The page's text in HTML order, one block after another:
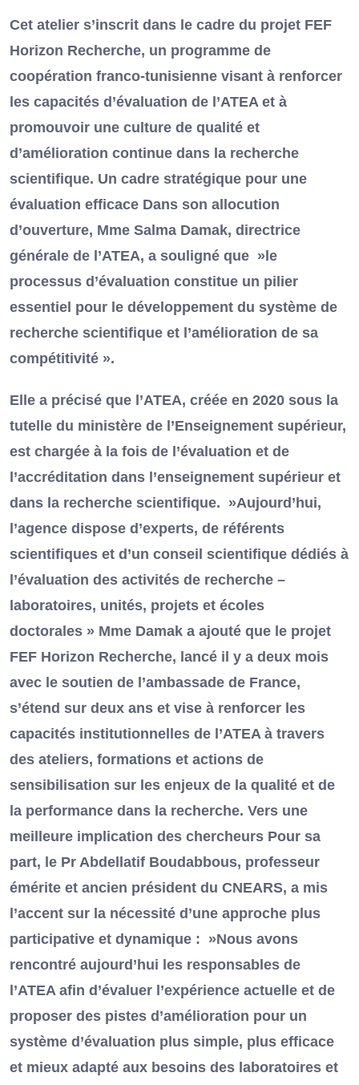
Cet atelier s’inscrit dans le cadre du projet FEF
Horizon Recherche, un programme de
coopération franco-tunisienne visant à renforcer
les capacités d’évaluation de l’ATEA et à
promouvoir une culture de qualité et
d’amélioration continue dans la recherche
scientifique. Un cadre stratégique pour une
évaluation efficace Dans son allocution
d’ouverture, Mme Salma Damak, directrice
générale de l’ATEA, a souligné que »le
processus d’évaluation constitue un pilier
essentiel pour le développement du système de
recherche scientifique et l’amélioration de sa
compétitivité ».
Elle a précisé que l’ATEA, créée en 2020 sous la
tutelle du ministère de l’Enseignement supérieur,
est chargée à la fois de l’évaluation et de
l’accréditation dans l’enseignement supérieur et
dans la recherche scientifique. »Aujourd’hui,
l’agence dispose d’experts, de référents
scientifiques et d’un conseil scientifique dédiés à
l’évaluation des activités de recherche –
laboratoires, unités, projets et écoles
doctorales » Mme Damak a ajouté que le projet
FEF Horizon Recherche, lancé il y a deux mois
avec le soutien de l’ambassade de France,
s’étend sur deux ans et vise à renforcer les
capacités institutionnelles de l’ATEA à travers
des ateliers, formations et actions de
sensibilisation sur les enjeux de la qualité et de
la performance dans la recherche. Vers une
meilleure implication des chercheurs Pour sa
part, le Pr Abdellatif Boudabbous, professeur
émérite et ancien président du CNEARS, a mis
l’accent sur la nécessité d’une approche plus
participative et dynamique : »Nous avons
rencontré aujourd’hui les responsables de
l’ATEA afin d’évaluer l’expérience actuelle et de
proposer des pistes d’amélioration pour un
système d’évaluation plus simple, plus efficace
et mieux adapté aux besoins des laboratoires et